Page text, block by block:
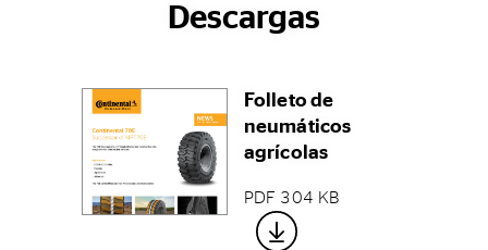
Descargas
Folleto de
neumáticos
agrícolas
PDF 304 KB